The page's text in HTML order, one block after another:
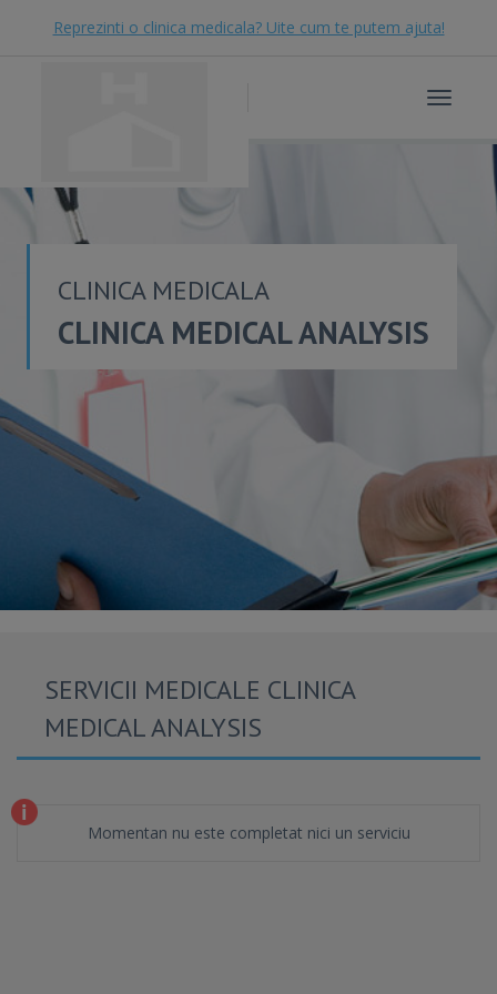
Reprezinti o clinica medicala? Uite cum te putem ajuta!
Toggle
CLINICA MEDICALA
CLINICA MEDICAL ANALYSIS
SERVICII MEDICALE CLINICA
MEDICAL ANALYSIS
Momentan nu este completat nici un serviciu